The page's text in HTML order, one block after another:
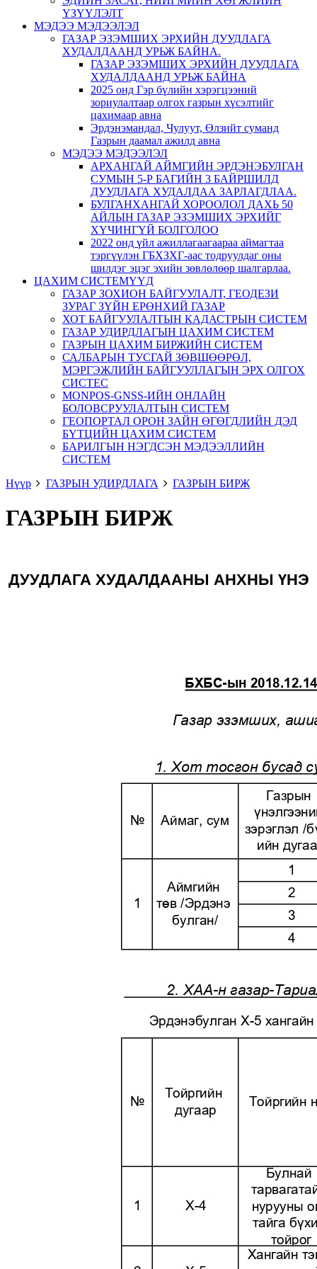
ҮЗҮҮЛЭЛТ
МЭДЭЭ МЭДЭЭЛЭЛ
ГАЗАР ЭЗЭМШИХ ЭРХИЙН ДУУДЛАГА
ХУДАЛДААНД УРЬЖ БАЙНА.
ГАЗАР ЭЗЭМШИХ ЭРХИЙН ДУУДЛАГА
ХУДАЛДААНД УРЬЖ БАЙНА
2025 онд Гэр бүлийн хэрэгцээний
зориулалтаар олгох газрын хүсэлтийг
цахимаар авна
Эрдэнэмандал, Чулуут, Өлзийт суманд
Газрын даамал ажилд авна
МЭДЭЭ МЭДЭЭЛЭЛ
АРХАНГАЙ АЙМГИЙН ЭРДЭНЭБУЛГАН
СУМЫН 5-Р БАГИЙН 3 БАЙРШИЛД
ДУУДЛАГА ХУДАЛДАА ЗАРЛАГДЛАА.
БУЛГАНХАНГАЙ ХОРООЛОЛ ДАХЬ 50
АЙЛЫН ГАЗАР ЭЗЭМШИХ ЭРХИЙГ
ХҮЧИНГҮЙ БОЛГОЛОО
2022 онд үйл ажиллагаагаараа аймагтаа
тэргүүлэн ГБХЗХГ-аас тодруулдаг оны
шилдэг эцэг эхийн зөвлөлөөр шалгарлаа.
ЦАХИМ СИСТЕМҮҮД
ГАЗАР ЗОХИОН БАЙГУУЛАЛТ, ГЕОДЕЗИ
ЗУРАГ ЗҮЙН ЕРӨНХИЙ ГАЗАР
ХОТ БАЙГУУЛАЛТЫН КАДАСТРЫН СИСТЕМ
ГАЗАР УДИРДЛАГЫН ЦАХИМ СИСТЕМ
ГАЗРЫН ЦАХИМ БИРЖИЙН СИСТЕМ
САЛБАРЫН ТУСГАЙ ЗӨВШӨӨРӨЛ,
МЭРГЭЖЛИЙН БАЙГУУЛЛАГЫН ЭРХ ОЛГОХ
СИСТЕС
MONPOS-GNSS-ИЙН ОНЛАЙН
БОЛОВСРУУЛАЛТЫН СИСТЕМ
ГЕОПОРТАЛ ОРОН ЗАЙН ӨГӨГДЛИЙН ДЭД
БҮТЦИЙН ЦАХИМ СИСТЕМ
БАРИЛГЫН НЭГДСЭН МЭДЭЭЛЛИЙН
СИСТЕМ
Нүүр
ГАЗРЫН УДИРДЛАГА ГАЗРЫН БИРЖ
ГАЗРЫН БИРЖ
ДУУДЛАГА ХУДАЛДААНЫ АНХНЫ ҮНЭ